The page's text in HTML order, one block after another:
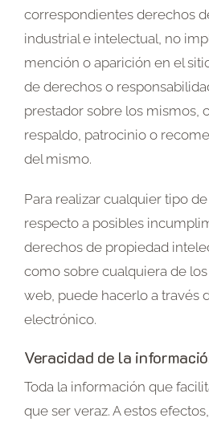
correspondientes derechos
industrial e intelectual, no
mención o aparición en el
de derechos o
prestador sobre los mismos,
respaldo, patrocinio o
del mismo.
Para realizar cualquier tipo
respecto a posibles
derechos de propiedad
como sobre cualquiera de
web, puede hacerlo a través
electrónico.
Veracidad de la
Toda la información que
que ser veraz. A estos